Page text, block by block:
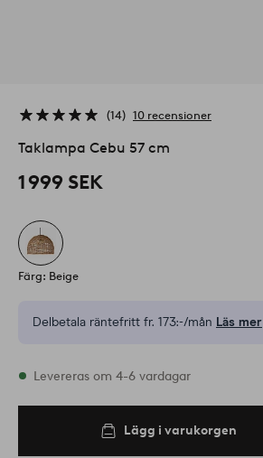
14 10 recensioner
Taklampa Cebu 57 cm
1 999 SEK
Färg: Beige
Delbetala räntefritt fr. 173:-/mån Läs mer
I lager
Levereras om 4-6 vardagar
Lägg i varukorgen